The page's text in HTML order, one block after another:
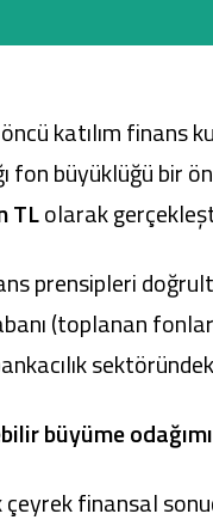
katılım finans
fon büyüklüğü bir
TLolarak
prensipleri
(toplanan
büyüme
çeyrek finansal